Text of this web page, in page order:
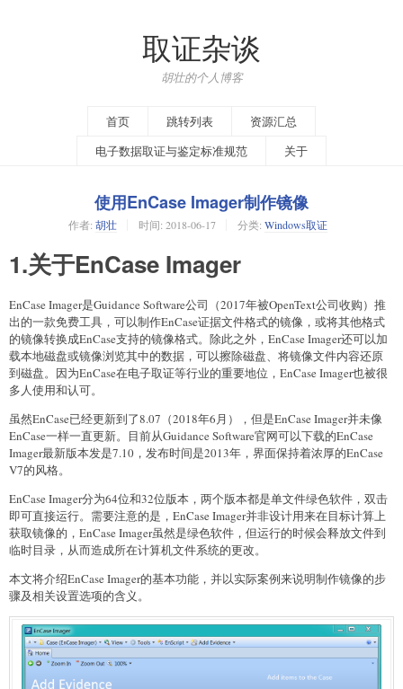
取证杂谈
胡壮的个人博客
首页 跳转列表
资源汇总
电子数据取证与鉴定标准规范
关于
使用EnCase Imager制作镜像
作者: 胡壮 时间: 2018-06-17 分类: Windows取证
1.关于EnCase Imager
EnCase Imager是Guidance Software公司（2017年被OpenText公司收购）推
出的一款免费工具，可以制作EnCase证据文件格式的镜像，或将其他格式
的镜像转换成EnCase支持的镜像格式。除此之外，EnCase Imager还可以加
载本地磁盘或镜像浏览其中的数据，可以擦除磁盘、将镜像文件内容还原
到磁盘。因为EnCase在电子取证等行业的重要地位，EnCase Imager也被很
多人使用和认可。
虽然EnCase已经更新到了8.07（2018年6月），但是EnCase Imager并未像
EnCase一样一直更新。目前从Guidance Software官网可以下载的EnCase
Imager最新版本发是7.10，发布时间是2013年，界面保持着浓厚的EnCase
V7的风格。
EnCase Imager分为64位和32位版本，两个版本都是单文件绿色软件，双击
即可直接运行。需要注意的是，EnCase Imager并非设计用来在目标计算上
获取镜像的，EnCase Imager虽然是绿色软件，但运行的时候会释放文件到
临时目录，从而造成所在计算机文件系统的更改。
本文将介绍EnCase Imager的基本功能，并以实际案例来说明制作镜像的步
骤及相关设置选项的含义。